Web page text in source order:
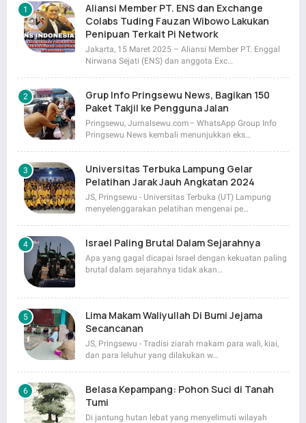
Aliansi Member PT. ENS dan Exchange
Colabs Tuding Fauzan Wibowo Lakukan
Penipuan Terkait Pi Network
Jakarta, 15 Maret 2025 – Aliansi Member PT. Enggal
Nirwana Sejati (ENS) dan anggota Exc…
Grup Info Pringsewu News, Bagikan 150
Paket Takjil ke Pengguna Jalan
Pringsewu, Jurnalsewu.com– WhatsApp Group Info
Pringsewu News kembali menunjukkan eks…
Universitas Terbuka Lampung Gelar
Pelatihan Jarak Jauh Angkatan 2024
JS, Pringsewu - Universitas Terbuka (UT) Lampung
menyelenggarakan pelatihan mengenai pe…
Israel Paling Brutal Dalam Sejarahnya
Apa yang gagal dicapai Israel dengan kekuatan paling
brutal dalam sejarahnya tidak akan…
Lima Makam Waliyullah Di Bumi Jejama
Secancanan
JS, Pringsewu - Tradisi ziarah makam para wali, kiai,
dan para leluhur yang dilakukan w…
Belasa Kepampang: Pohon Suci di Tanah
Tumi
Di jantung hutan lebat yang menyelimuti wilayah